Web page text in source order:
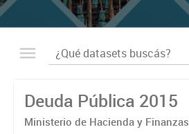
Deuda Pública 2015
Ministerio de Hacienda y Finanzas